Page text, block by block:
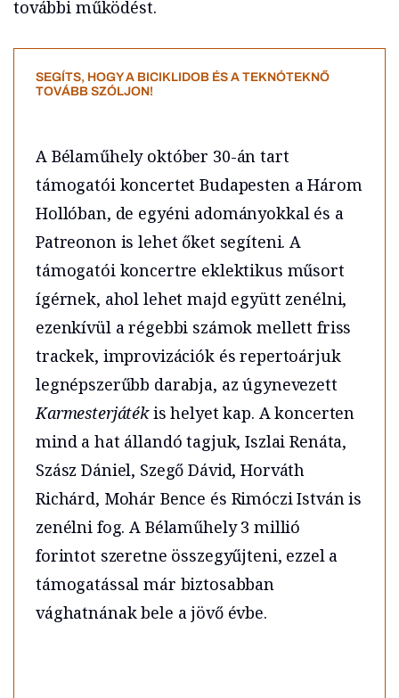
további működést.
SEGÍTS, HOGY A BICIKLIDOB ÉS A TEKNÓTEKNŐ
TOVÁBB SZÓLJON!
A Bélaműhely október 30-án tart
támogatói koncertet Budapesten a Három
Hollóban, de egyéni adományokkal és a
Patreonon is lehet őket segíteni. A
támogatói koncertre eklektikus műsort
ígérnek, ahol lehet majd együtt zenélni,
ezenkívül a régebbi számok mellett friss
trackek, improvizációk és repertoárjuk
legnépszerűbb darabja, az úgynevezett
Karmesterjátékis helyet kap. A koncerten
mind a hat állandó tagjuk, Iszlai Renáta,
Szász Dániel, Szegő Dávid, Horváth
Richárd, Mohár Bence és Rimóczi István is
zenélni fog. A Bélaműhely 3 millió
forintot szeretne összegyűjteni, ezzel a
támogatással már biztosabban
vághatnának bele a jövő évbe.